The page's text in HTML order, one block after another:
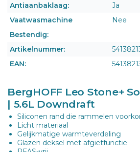
Antiaanbaklaag:
Ja
Vaatwasmachine
Bestendig:
Nee
Artikelnummer:
EAN:
BergHOFF Leo Stone+
| 5.6L Downdraft
Siliconen rand die rammelen
Licht materiaal
Gelijkmatige warmteverdeling
Glazen deksel met afgietfunctie